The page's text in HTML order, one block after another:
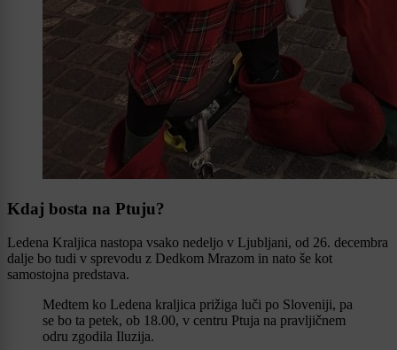
Kdaj bosta na Ptuju?
Ledena Kraljica nastopa vsako nedeljo v Ljubljani, od 26. decembra
dalje bo tudi v sprevodu z Dedkom Mrazom in nato še kot
samostojna predstava.
Medtem ko Ledena kraljica prižiga luči po Sloveniji, pa
se bo ta petek, ob 18.00, v centru Ptuja na pravljičnem
odru zgodila Iluzija.